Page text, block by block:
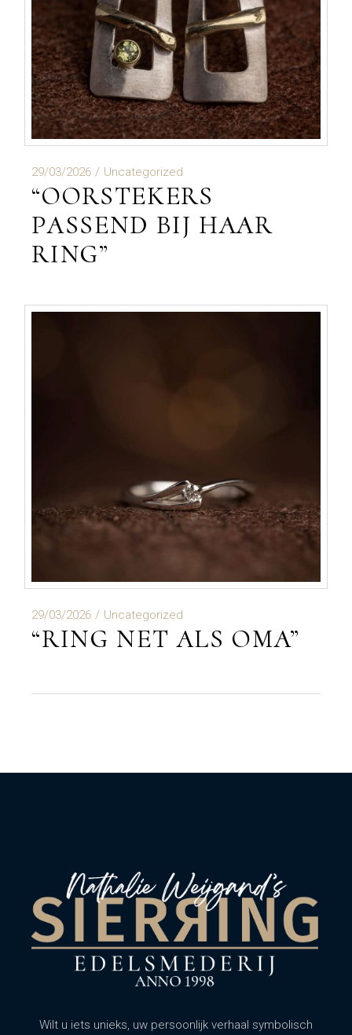
29/03/2026 Uncategorized
“OORSTEKERS
PASSEND BIJ HAAR
RING”
29/03/2026 Uncategorized
“RING NET ALS OMA”
Wilt u iets unieks, uw persoonlijk verhaal symbolisch